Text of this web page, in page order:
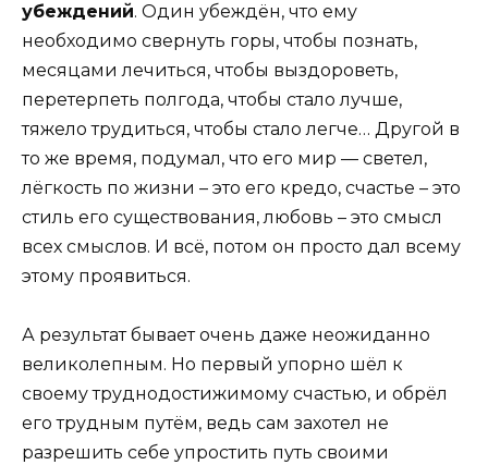
убеждений. Один убеждён, что ему
необходимо свернуть горы, чтобы познать,
месяцами лечиться, чтобы выздороветь,
перетерпеть полгода, чтобы стало лучше,
тяжело трудиться, чтобы стало легче… Другой в
то же время, подумал, что его мир — светел,
лёгкость по жизни – это его кредо, счастье – это
стиль его существования, любовь – это смысл
всех смыслов. И всё, потом он просто дал всему
этому проявиться.
А результат бывает очень даже неожиданно
великолепным. Но первый упорно шёл к
своему труднодостижимому счастью, и обрёл
его трудным путём, ведь сам захотел не
разрешить себе упростить путь своими